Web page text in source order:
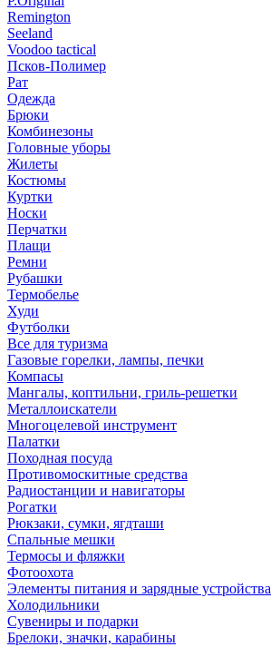
Remington
Seeland
Voodoo tactical
Псков-Полимер
Рат
Одежда
Брюки
Комбинезоны
Головные уборы
Жилеты
Костюмы
Куртки
Носки
Перчатки
Плащи
Ремни
Рубашки
Термобелье
Худи
Футболки
Все для туризма
Газовые горелки, лампы, печки
Компасы
Мангалы, коптильни, гриль-решетки
Металлоискатели
Многоцелевой инструмент
Палатки
Походная посуда
Противомоскитные средства
Радиостанции и навигаторы
Рогатки
Рюкзаки, сумки, ягдташи
Спальные мешки
Термосы и фляжки
Фотоохота
Элементы питания и зарядные устройства
Холодильники
Сувениры и подарки
Брелоки, значки, карабины